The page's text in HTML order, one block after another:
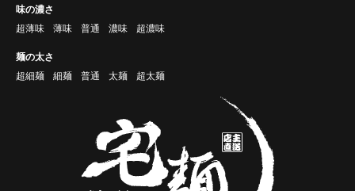
味の濃さ
超薄味
薄味 普通 濃味 超濃味
麺の太さ
超細麺
細麺 普通 太麺 超太麺